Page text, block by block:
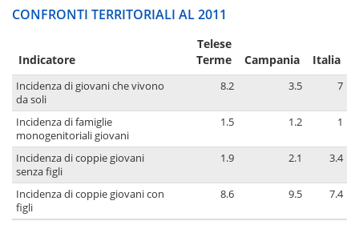
CONFRONTI TERRITORIALI AL 2011
Indicatore
Telese
Terme
Campania Italia
Incidenza di giovani che vivono
da soli
8.2 3.5 7
Incidenza di famiglie
monogenitoriali giovani
1.5 1.2 1
Incidenza di coppie giovani
senza figli
1.9 2.1 3.4
Incidenza di coppie giovani con
figli
8.6 9.5 7.4